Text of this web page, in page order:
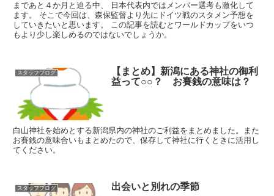
まであと４か月と迫る中、 日本代表内ではメンバー選考も激化して
ます。 そこで今回は、森保監督より先にドイツ戦のスタメン予想を
していきたいと思います。 この記事を読むとワールドカップをいつ
もより少し楽しめるのではないでしょうか。
スタッフブログ
【まとめ】新潟にある神社の御利
益って○○？ お賽銭の意味は？
白山神社を始めとする新潟県内の神社のご利益をまとめました。また
お賽銭の意味合いもまとめたので、保存して神社に行くときに活用し
てください。
スタッフブログ 出会いと別れの季節